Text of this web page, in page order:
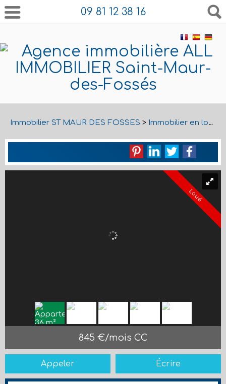
09 81 12 38 16
Immobilier ST MAUR DES FOSSES > Immobilier en location ST MAUR DES FOSSES
Loué
845 €/mois CC
Appeler Écrire